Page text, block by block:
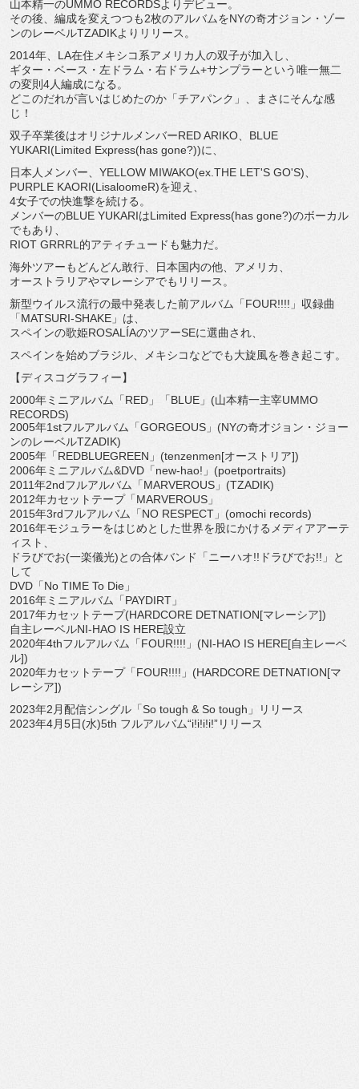
山本精一のUMMO RECORDSよりデビュー。
その後、編成を変えつつも2枚のアルバムをNYの奇才ジョン・ ゾー
ンのレーベルTZADIKよりリリース。
2014年、LA在住メキシコ系アメリカ人の双子が加入し、
ギター・ベース・左ドラム・右ドラム+サンプラーという唯一無二
の変則4人編成になる。
どこのだれが言いはじめたのか「チアパンク」、
まさにそんな感
じ！
双子卒業後はオリジナルメンバーRED ARIKO、BLUE
YUKARI(Limited Express(has gone?))に、
日本人メンバー、YELLOW MIWAKO(ex.THE LET'S GO'S)、
PURPLE KAORI(LisaloomeR)を迎え、
4女子での快進撃を続ける。
メンバーのBLUE YUKARIはLimited Express(has gone?)のボーカル
でもあり、
RIOT GRRRL的アティチュードも魅力だ。
海外ツアーもどんどん敢行、日本国内の他、アメリカ、
オーストラリアやマレーシアでもリリース。
新型ウイルス流行の最中発表した前アルバム「FOUR!!!!」 収録曲
「MATSURI-SHAKE」は、
スペインの歌姫ROSALÍAのツアーSEに選曲され、
スペインを始めブラジル、メキシコなどでも大旋風を巻き起こす。
【ディスコグラフィー】
2000年ミニアルバム「RED」「BLUE」(山本精一主宰UMMO
RECORDS)
2005年1stフルアルバム「GORGEOUS」(NYの奇才ジョン・ジョー
ンのレーベルTZADIK)
2005年「REDBLUEGREEN」(tenzenmen[オーストリア])
2006年ミニアルバム&DVD「new-hao!」(poetportraits)
2011年2ndフルアルバム「MARVEROUS」(TZADIK)
2012年カセットテープ「MARVEROUS」
2015年3rdフルアルバム「NO RESPECT」(omochi records)
2016年モジュラーをはじめとした世界を股にかけるメディアアーテ
ィスト、
ドラびでお(一楽儀光)との合体バンド「ニーハオ!! ドラびでお!!」と
して
DVD「No TIME To Die」
2016年ミニアルバム「PAYDIRT」
2017年カセットテープ(HARDCORE DETNATION[マレーシア])
自主レーベルNI-HAO IS HERE設立
2020年4thフルアルバム「FOUR!!!!」(NI-HAO IS HERE[自主レーベ
ル])
2020年カセットテープ「FOUR!!!!」(HARDCORE DETNATION[マ
レーシア])
2023年2月配信シングル「So tough & So tough」リリース
2023年4月5日(水)5th フルアルバム“i!i!i!i!”リリース